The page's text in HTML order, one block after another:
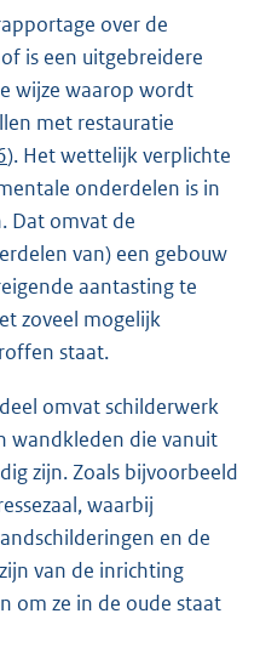
over de
is een uitgebreidere
wijze waarop wordt
met restauratie
). Het wettelijk verplichte
onderdelen is in
Dat omvat de
van) een gebouw
aantasting te
zoveel mogelijk
staat.
omvat schilderwerk
wandkleden die vanuit
zijn. Zoals bijvoorbeeld
waarbij
en de
van de inrichting
om ze in de oude staat